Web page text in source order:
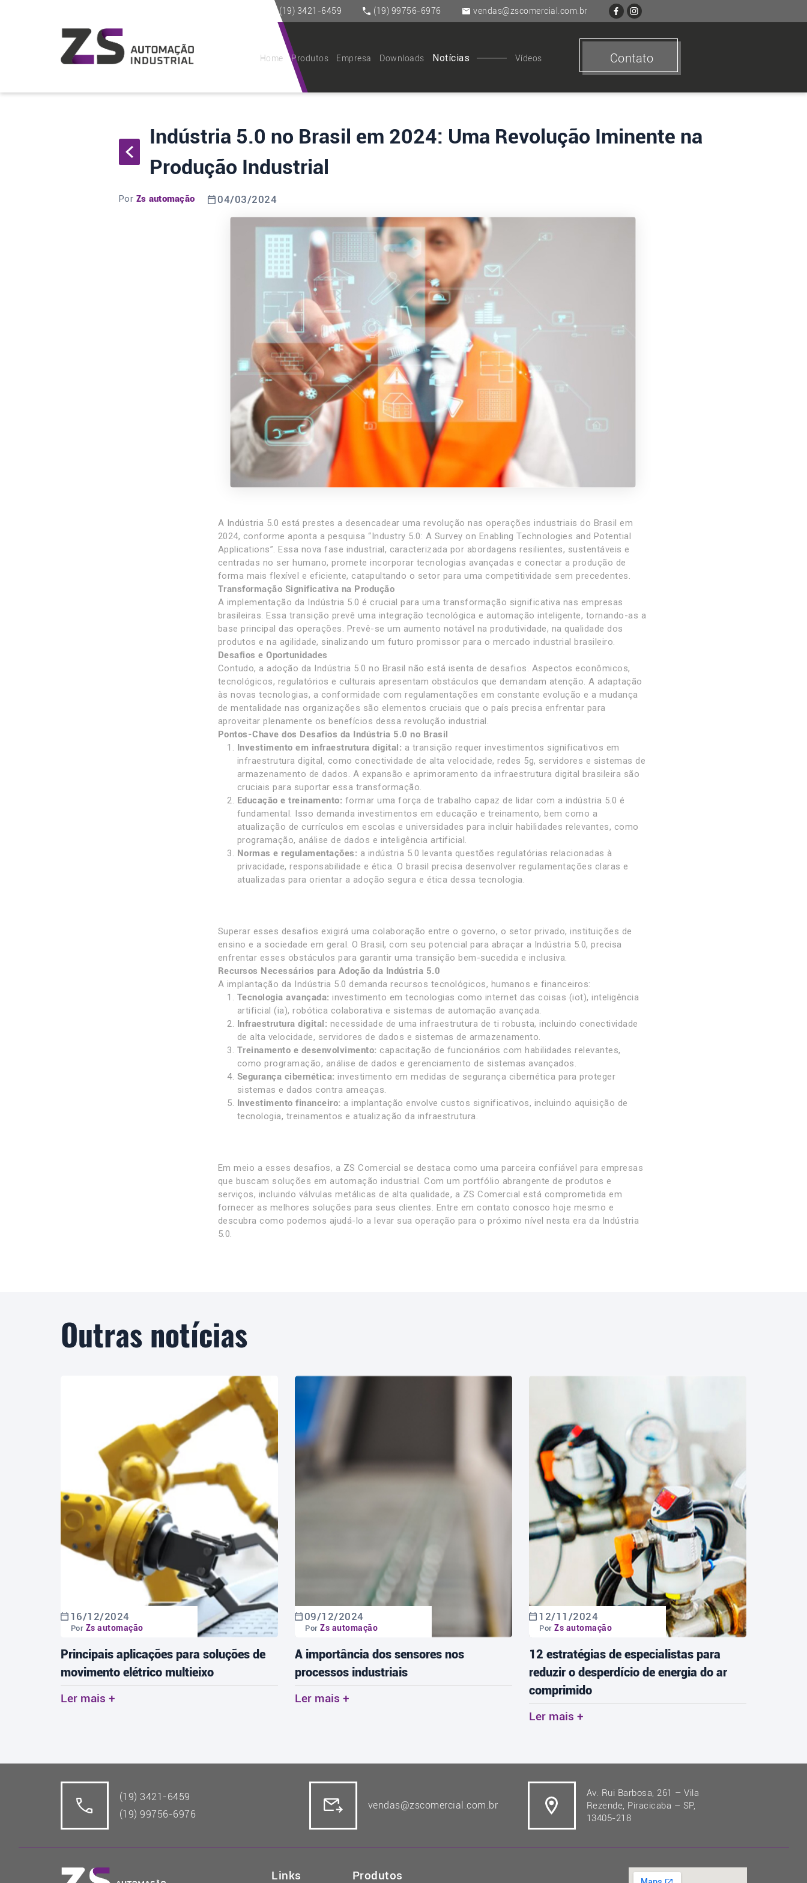
(19) 3421-6459 (19) 99756-6976 vendas@zscomercial.com.br
Home Produtos Empresa Downloads Notícias Vídeos Contato
Indústria 5.0 no Brasil em 2024: Uma Revolução Iminente na
Produção Industrial
Por Zs automação 04/03/2024
A Indústria 5.0 está prestes a desencadear uma revolução nas operações industriais do Brasil em
2024, conforme aponta a pesquisa “Industry 5.0: A Survey on Enabling Technologies and Potential
Applications”. Essa nova fase industrial, caracterizada por abordagens resilientes, sustentáveis e
centradas no ser humano, promete incorporar tecnologias avançadas e conectar a produção de
forma mais flexível e eficiente, catapultando o setor para uma competitividade sem precedentes.
Transformação Significativa na Produção
A implementação da Indústria 5.0 é crucial para uma transformação significativa nas empresas
brasileiras. Essa transição prevê uma integração tecnológica e automação inteligente, tornando-as a
base principal das operações. Prevê-se um aumento notável na produtividade, na qualidade dos
produtos e na agilidade, sinalizando um futuro promissor para o mercado industrial brasileiro.
Desafios e Oportunidades
Contudo, a adoção da Indústria 5.0 no Brasil não está isenta de desafios. Aspectos econômicos,
tecnológicos, regulatórios e culturais apresentam obstáculos que demandam atenção. A adaptação
às novas tecnologias, a conformidade com regulamentações em constante evolução e a mudança
de mentalidade nas organizações são elementos cruciais que o país precisa enfrentar para
aproveitar plenamente os benefícios dessa revolução industrial.
Pontos-Chave dos Desafios da Indústria 5.0 no Brasil
Investimento em infraestrutura digital: a transição requer investimentos significativos em
infraestrutura digital, como conectividade de alta velocidade, redes 5g, servidores e sistemas de
armazenamento de dados. A expansão e aprimoramento da infraestrutura digital brasileira são
cruciais para suportar essa transformação.
Educação e treinamento: formar uma força de trabalho capaz de lidar com a indústria 5.0 é
fundamental. Isso demanda investimentos em educação e treinamento, bem como a
atualização de currículos em escolas e universidades para incluir habilidades relevantes, como
programação, análise de dados e inteligência artificial.
Normas e regulamentações: a indústria 5.0 levanta questões regulatórias relacionadas à
privacidade, responsabilidade e ética. O brasil precisa desenvolver regulamentações claras e
atualizadas para orientar a adoção segura e ética dessa tecnologia.
Superar esses desafios exigirá uma colaboração entre o governo, o setor privado, instituições de
ensino e a sociedade em geral. O Brasil, com seu potencial para abraçar a Indústria 5.0, precisa
enfrentar esses obstáculos para garantir uma transição bem-sucedida e inclusiva.
Recursos Necessários para Adoção da Indústria 5.0
A implantação da Indústria 5.0 demanda recursos tecnológicos, humanos e financeiros:
Tecnologia avançada: investimento em tecnologias como internet das coisas (iot), inteligência
artificial (ia), robótica colaborativa e sistemas de automação avançada.
Infraestrutura digital: necessidade de uma infraestrutura de ti robusta, incluindo conectividade
de alta velocidade, servidores de dados e sistemas de armazenamento.
Treinamento e desenvolvimento: capacitação de funcionários com habilidades relevantes,
como programação, análise de dados e gerenciamento de sistemas avançados.
Segurança cibernética: investimento em medidas de segurança cibernética para proteger
sistemas e dados contra ameaças.
Investimento financeiro: a implantação envolve custos significativos, incluindo aquisição de
tecnologia, treinamentos e atualização da infraestrutura.
Em meio a esses desafios, a ZS Comercial se destaca como uma parceira confiável para empresas
que buscam soluções em automação industrial. Com um portfólio abrangente de produtos e
serviços, incluindo válvulas metálicas de alta qualidade, a ZS Comercial está comprometida em
fornecer as melhores soluções para seus clientes. Entre em contato conosco hoje mesmo e
descubra como podemos ajudá-lo a levar sua operação para o próximo nível nesta era da Indústria
5.0.
Outras notícias
16/12/2024
Por Zs automação
Principais aplicações para soluções de
movimento elétrico multieixo
Ler mais +
09/12/2024
PorZs automação
A importância dos sensores nos
processos industriais
Ler mais +
12/11/2024
PorZs automação
12 estratégias de especialistas para
reduzir o desperdício de energia do ar
comprimido
Ler mais +
(19) 3421-6459
(19) 99756-6976
vendas@zscomercial.com.br
Av. Rui Barbosa, 261 – Vila
Rezende, Piracicaba – SP,
13405-218
Links Produtos